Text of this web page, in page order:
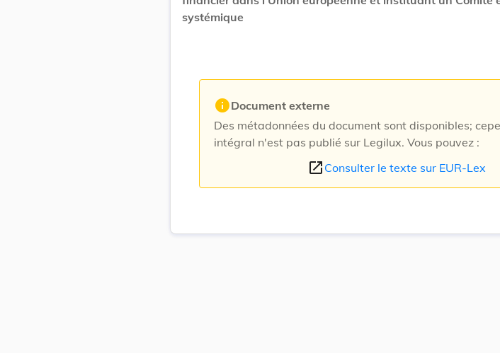
systémique
infoDocument externe
Des métadonnées du document sont disponibles;
intégral n'est pas publié sur Legilux. Vous pouvez :
open_in_new Consulter le texte sur EUR-Lex